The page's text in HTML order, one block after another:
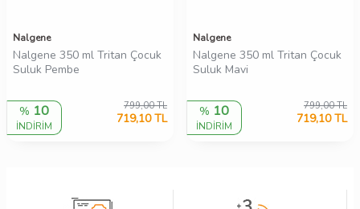
Nalgene
Nalgene 350 ml Tritan Çocuk
Suluk Pembe
% 10
İNDİRİM
799,00TL
719,10TL
Nalgene
Nalgene 350 ml Tritan Çocuk
Suluk Mavi
% 10
İNDİRİM
799,00TL
719,10TL